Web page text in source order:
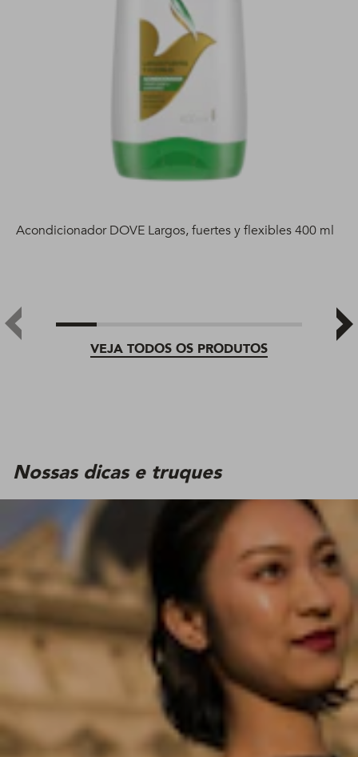
VEJA TODOS OS PRODUTOS
Acondicionador DOVE Largos, fuertes y flexibles 400 ml
Nossas dicas e truques